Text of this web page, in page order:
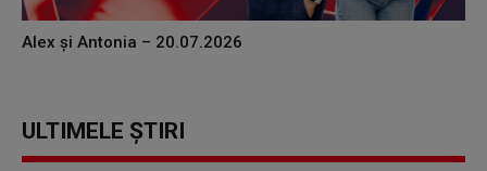
Alex și Antonia – 20.07.2026
ULTIMELE ȘTIRI